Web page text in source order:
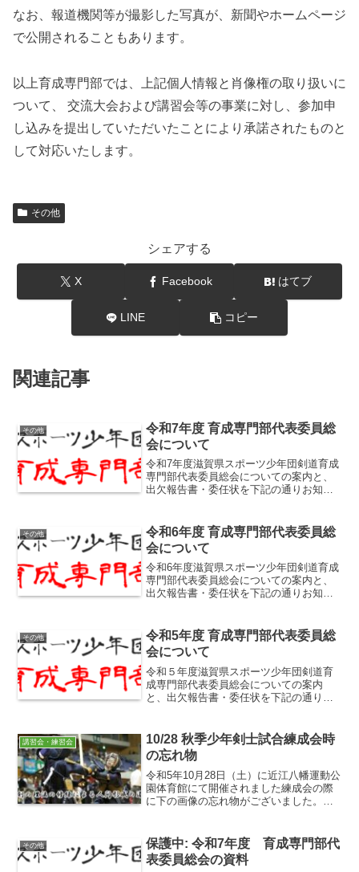
なお、報道機関等が撮影した写真が、新聞やホームページ
で公開されることもあります。
以上育成専門部では、上記個人情報と肖像権の取り扱いに
ついて、 交流大会および講習会等の事業に対し、参加申
し込みを提出していただいたことにより承諾されたものと
して対応いたします。
その他
シェアする
X Facebook はてブ
LINE コピー
関連記事
その他
令和7年度 育成専門部代表委員総
会について
令和7年度滋賀県スポーツ少年団剣道育成
専門部代表委員総会についての案内と、
出欠報告書・委任状を下記の通りお知ら
（土）・場所：能登川コミュニティセン
ター・連絡期限：4月12...
その他
令和6年度 育成専門部代表委員総
会について
令和6年度滋賀県スポーツ少年団剣道育成
専門部代表委員総会についての案内と、
出欠報告書・委任状を下記の通りお知ら
（土）・場所：能登川コミュニティセン
ター・連絡期限：4月5日...
その他
令和5年度 育成専門部代表委員総
会について
令和５年度滋賀県スポーツ少年団剣道育
成専門部代表委員総会についての案内
と、出欠報告書・委任状を下記の通りお
（土）・場所：能登川コミュニティセン
ター・連絡期限：3月29日...
講習会・練習会
10/28 秋季少年剣士試合練成会時
の忘れ物
令和5年10月28日（土）に近江八幡運動公
園体育館にて開催されました練成会の際
に下の画像の忘れ物がございました。お
ますが、その後は、処分いたします。＞
＞専門部事務局問い...
その他
保護中: 令和7年度 育成専門部代
表委員総会の資料